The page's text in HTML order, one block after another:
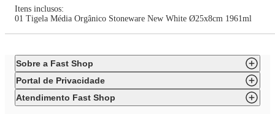
Itens inclusos:
01 Tigela Média Orgânico Stoneware New White Ø25x8cm 1961ml
Sobre a Fast Shop
Portal de Privacidade
Atendimento Fast Shop